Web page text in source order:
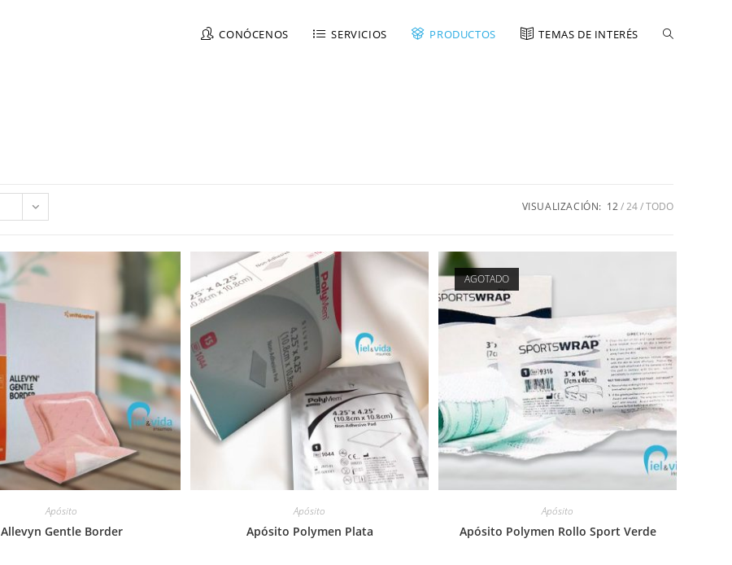
CONÓCENOS SERVICIOS PRODUCTOS TEMAS DE INTERÉS
VISUALIZACIÓN: 12 24 TODO
Apósito
Allevyn Gentle Border
Apósito
Apósito Polymen Plata
AGOTADO
Apósito
Apósito Polymen Rollo Sport Verde